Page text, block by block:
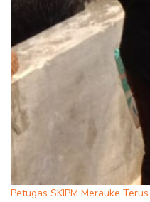
Petugas SKIPM Merauke